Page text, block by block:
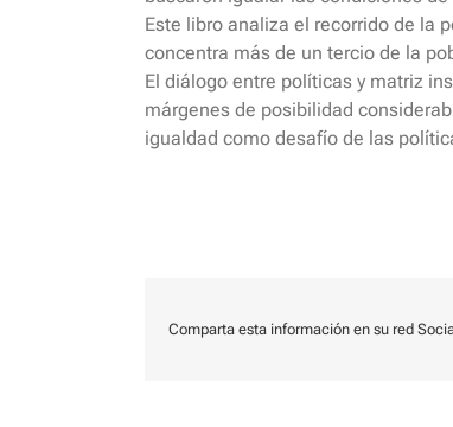
Este libro analiza el recorrido de la
concentra más de un tercio de la
El diálogo entre políticas y matriz
márgenes de posibilidad
igualdad como desafío de las
Comparta esta información en su red